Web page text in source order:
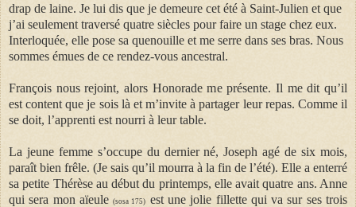
drap de laine. Je lui dis que je demeure cet été à Saint-Julien et que
j’ai seulement traversé quatre siècles pour faire un stage chez eux.
Interloquée, elle pose sa quenouille et me serre dans ses bras. Nous
sommes émues de ce rendez-vous ancestral.
François nous rejoint, alors Honorade me présente. Il me dit qu’il
est content que je sois là et m’invite à partager leur repas. Comme il
se doit, l’apprenti est nourri à leur table.
La jeune femme s’occupe du dernier né, Joseph agé de six mois,
paraît bien frêle. (Je sais qu’il mourra à la fin de l’été). Elle a enterré
sa petite Thérèse au début du printemps, elle avait quatre ans. Anne
qui sera mon aïeule(sosa 175) est une jolie fillette qui va sur ses trois